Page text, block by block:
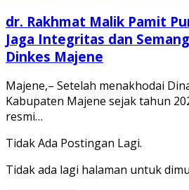
dr. Rakhmat Malik Pamit
Jaga Integritas dan
Dinkes Majene
Majene,– Setelah menakhodai
Kabupaten Majene sejak tahun
resmi…
Tidak Ada Postingan Lagi.
Tidak ada lagi halaman untuk